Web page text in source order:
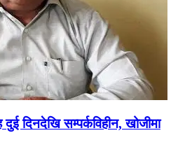
दिनदेखि सम्पर्कविहीन, खोजीमा